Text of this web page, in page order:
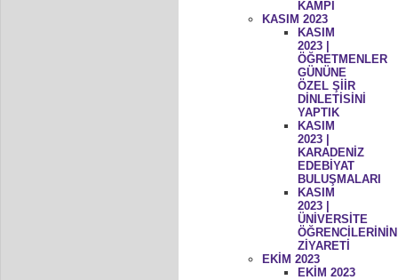
KAMPI
KASIM 2023
KASIM
2023 |
ÖĞRETMENLER
GÜNÜNE
ÖZEL ŞİİR
DİNLETİSİNİ
YAPTIK
KASIM
2023 |
KARADENİZ
EDEBİYAT
BULUŞMALARI
KASIM
2023 |
ÜNİVERSİTE
ÖĞRENCİLERİNİN
ZİYARETİ
EKİM 2023
EKİM 2023